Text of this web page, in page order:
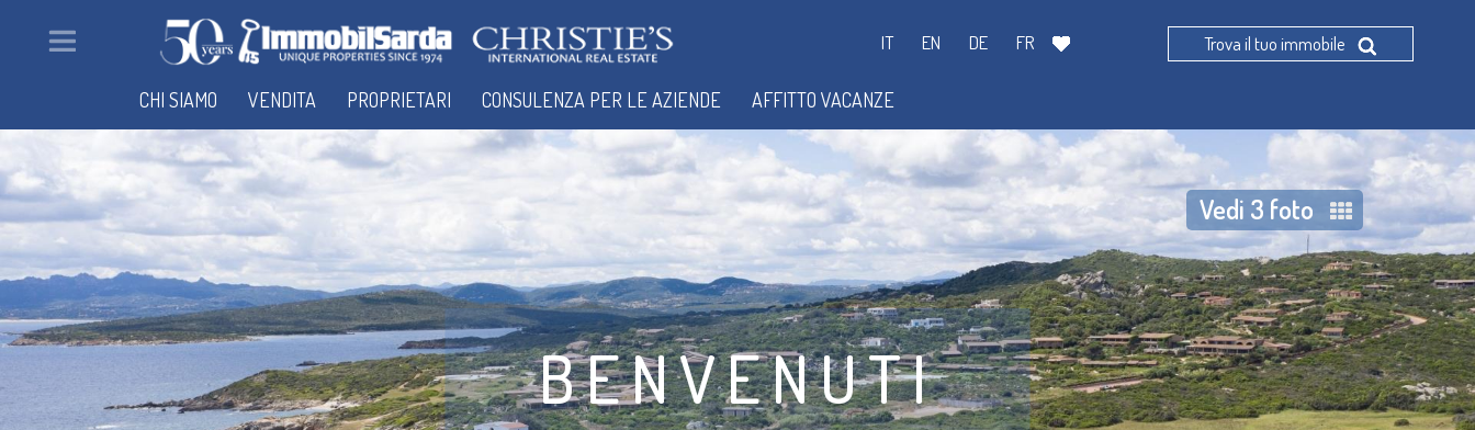
Vedi 3 foto
BENVENUTI
FR
DE
EN
IT Trova il tuo immobile
CHI SIAMO VENDITA PROPRIETARI CONSULENZA PER LE AZIENDE AFFITTO VACANZE